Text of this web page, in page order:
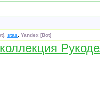
stas Yandex [Bot]
коллекция